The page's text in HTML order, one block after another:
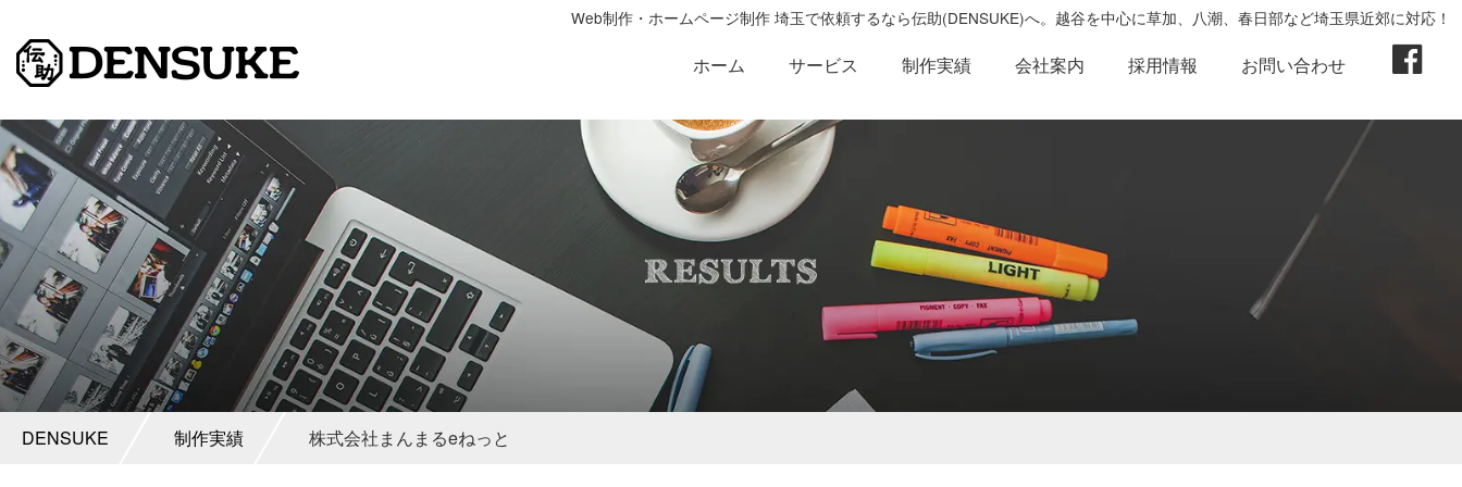
Web制作・ホームページ制作 埼玉で依頼するなら伝助(DENSUKE)へ。越谷を中心に草加、八潮、春日部など埼玉県近郊に対応！
ホーム サービス 制作実績 会社案内 採用情報 お問い合わせ
DENSUKE 制作実績 株式会社まんまるeねっと